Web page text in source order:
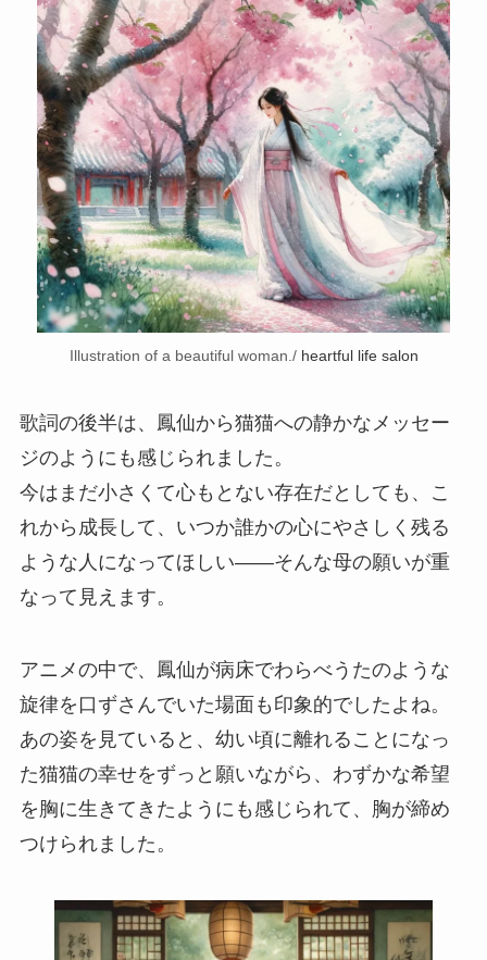
Illustration of a beautiful woman./ heartful life salon
歌詞の後半は、鳳仙から猫猫への静かなメッセー
ジのようにも感じられました。
今はまだ小さくて心もとない存在だとしても、こ
れから成長して、いつか誰かの心にやさしく残る
ような人になってほしい――そんな母の願いが重
なって見えます。
アニメの中で、鳳仙が病床でわらべうたのような
旋律を口ずさんでいた場面も印象的でしたよね。
あの姿を見ていると、幼い頃に離れることになっ
た猫猫の幸せをずっと願いながら、わずかな希望
を胸に生きてきたようにも感じられて、胸が締め
つけられました。